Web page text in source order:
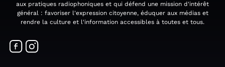
aux pratiques radiophoniques et qui défend une mission d'intérêt
général : favoriser l'expression citoyenne, éduquer aux médias et
rendre la culture et l'information accessibles à toutes et tous.